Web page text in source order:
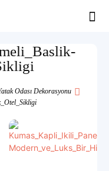
Odası Dekorasyonu